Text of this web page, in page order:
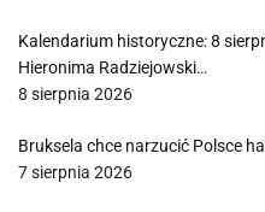
Kalendarium historyczne: 8
Hieronima Radziejowski…
8 sierpnia 2026
Bruksela chce narzucić Polsce
7 sierpnia 2026